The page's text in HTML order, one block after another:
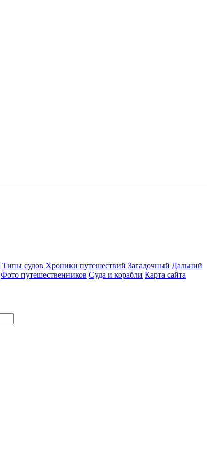
Типы судов Хроники путешествий Загадочный Дальний
Фото путешественников Суда и корабли Карта сайта